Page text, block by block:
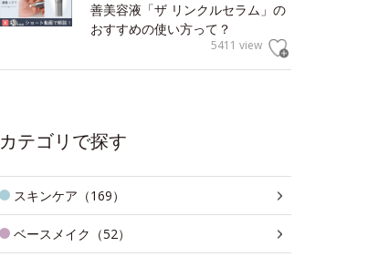
善美容液「ザ リンクルセラム」の
おすすめの使い方って？
5411 view
カテゴリで探す
スキンケア（169）
ベースメイク（52）